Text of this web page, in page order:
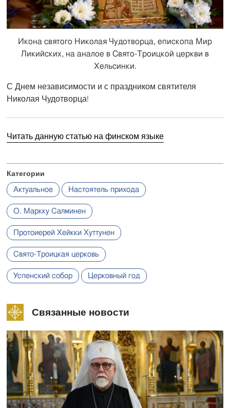
Икона святого Николая Чудотворца, епископа Мир
Ликийских, на аналое в Свято-Троицкой церкви в
Хельсинки.
С Днем независимости и с праздником святителя
Николая Чудотворца!
Читать данную статью на финском языке
Категории
Актуальное Настоятель прихода
О. Маркку Салминен
Протоиерей Хейкки Хуттунен
Свято-Троицкая церковь
Успенский собор Церковный год
Связанные новости